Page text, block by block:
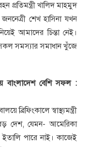
প্রতিমন্ত্রী খালিদ মাহমুদ
শেখ হাসিনা যখন
আমাদের চিন্তা নেই।
সকল সমস্যার সমাধান খুঁজে
বাংলাদেশ বেশি সফল :
ব্রিফিংকালে স্বাস্থ্যমন্ত্রী
দেশ, যেমন- আমেরিকা
পারে নাই। কাজেই